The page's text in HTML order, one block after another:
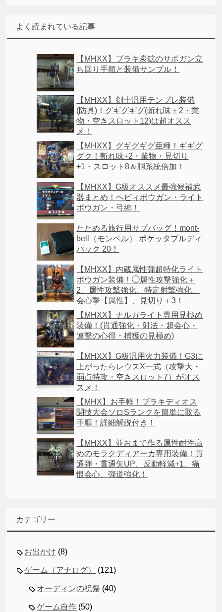
よく読まれている記事
【MHXX】ブラキ炭鉱のサポガン立
ち回り手順と装備サンプル！
【MHXX】剣士汎用テンプレ装備
(防具)！グギグギグ(斬れ味＋2・業
物・空きスロット12)は超オスス
メ！
【MHXX】グギグギグ亜種！ギギグ
グク！斬れ味+2・業物・見切り
+1・スロット8＆胴系統倍加！
【MHXX】G級オススメ最強候補武
器まとめ！ヘビィボウガン・ライト
ボウガン・弓編！
たためる旅行用サブバッグ！mont-
bell（モンベル） ポケッタブルディ
パック 20！
【MHXX】内蔵属性弾超特化ライト
ボウガン装備！◯属性攻撃強化＋
2、属性攻撃強化、特定射撃強化、
会心撃【属性】、見切り＋3！
【MHXX】ナルガライト専用見極め
装備！(貫通強化・射法・超会心・
連撃の心得・捕獲の見極め)
【MHXX】G級汎用火力装備！G3に
上がったらレウスX一式（攻撃大・
弱点特攻・空きスロット7）がオス
スメ！
【MHX】お手軽！ブラキディオス
闘技大会ソロSランクを簡単に取る
手順！詳細解説付き！
【MHXX】並おまで作る属性耐性高
めのモラクディアーカ専用装備！貫
通弾・貫通矢UP、反動軽減+1、痛
恨会心、弾道強化！
カテゴリー
お出かけ (8)
ゲーム（アナログ） (121)
オーディンの祝祭 (40)
ゲーム自作 (50)